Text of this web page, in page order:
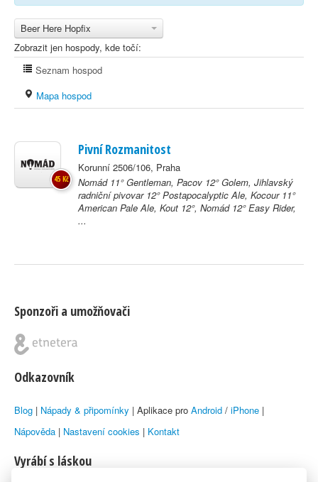
Beer Here Hopfix
Zobrazit jen hospody, kde točí:
Seznam hospod
Mapa hospod
Pivní Rozmanitost
Korunní 2506/106, Praha
Nomád 11° Gentleman, Pacov 12° Golem, Jihlavský
radniční pivovar 12° Postapocalyptic Ale, Kocour 11°
American Pale Ale, Kout 12°, Nomád 12° Easy Rider,
...
45 Kč
Sponzoři a umožňovači
Odkazovník
Blog | Nápady & připomínky | Aplikace pro Android / iPhone |
Nápověda | Nastavení cookies | Kontakt
Vyrábí s láskou